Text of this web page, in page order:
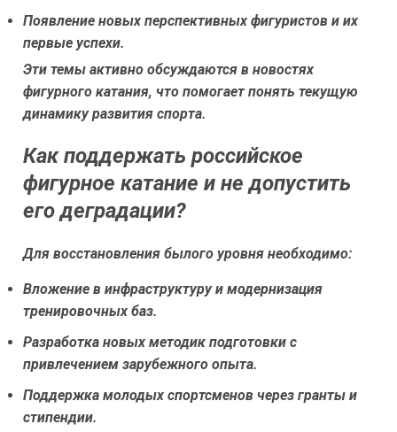
Появление новых перспективных фигуристов и их
первые успехи.
Эти темы активно обсуждаются в новостях
фигурного катания, что помогает понять текущую
динамику развития спорта.
Как поддержать российское
фигурное катание и не допустить
его деградации?
Для восстановления былого уровня необходимо:
Вложение в инфраструктуру и модернизация
тренировочных баз.
Разработка новых методик подготовки с
привлечением зарубежного опыта.
Поддержка молодых спортсменов через гранты и
стипендии.